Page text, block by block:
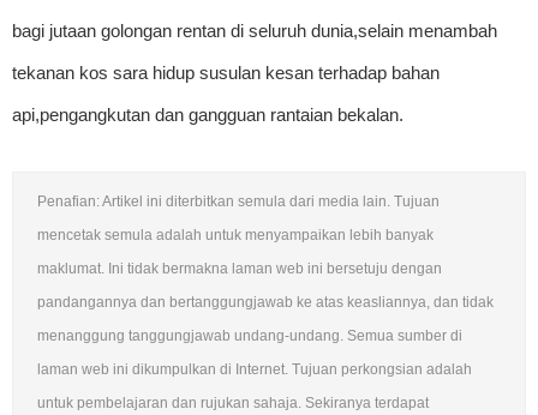
bagi jutaan golongan rentan di seluruh dunia,selain menambah
tekanan kos sara hidup susulan kesan terhadap bahan
api,pengangkutan dan gangguan rantaian bekalan.
Penafian: Artikel ini diterbitkan semula dari media lain. Tujuan
mencetak semula adalah untuk menyampaikan lebih banyak
maklumat. Ini tidak bermakna laman web ini bersetuju dengan
pandangannya dan bertanggungjawab ke atas keasliannya, dan tidak
menanggung tanggungjawab undang-undang. Semua sumber di
laman web ini dikumpulkan di Internet. Tujuan perkongsian adalah
untuk pembelajaran dan rujukan sahaja. Sekiranya terdapat